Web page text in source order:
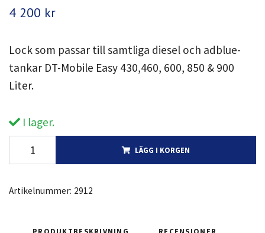
4 200 kr
Lock som passar till samtliga diesel och adblue-
tankar DT-Mobile Easy 430,460, 600, 850 & 900
Liter.
I lager.
LÄGG I KORGEN
Artikelnummer: 2912